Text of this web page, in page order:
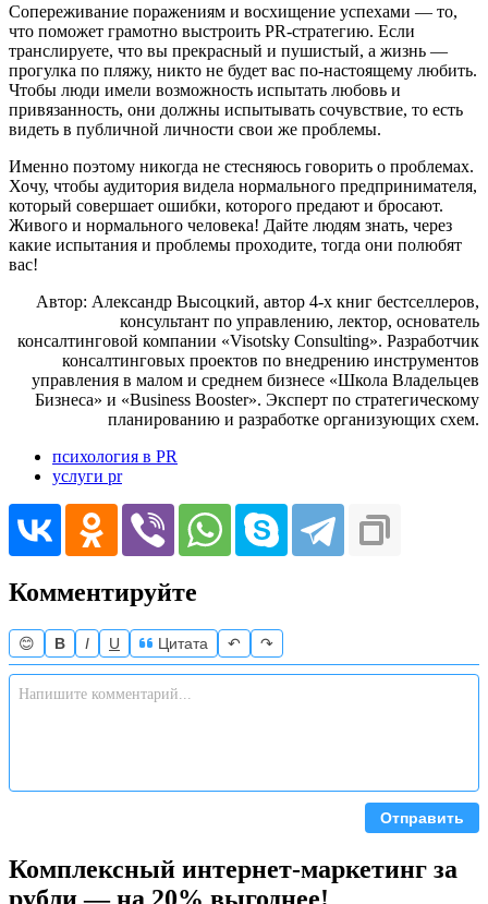
Сопереживание поражениям и восхищение успехами — то,
что поможет грамотно выстроить PR-стратегию. Если
транслируете, что вы прекрасный и пушистый, а жизнь —
прогулка по пляжу, никто не будет вас по-настоящему любить.
Чтобы люди имели возможность испытать любовь и
привязанность, они должны испытывать сочувствие, то есть
видеть в публичной личности свои же проблемы.
Именно поэтому никогда не стесняюсь говорить о проблемах.
Хочу, чтобы аудитория видела нормального предпринимателя,
который совершает ошибки, которого предают и бросают.
Живого и нормального человека! Дайте людям знать, через
какие испытания и проблемы проходите, тогда они полюбят
вас!
Автор: Александр Высоцкий, автор 4-х книг бестселлеров,
консультант по управлению, лектор, основатель
консалтинговой компании «Visotsky Consulting». Разработчик
консалтинговых проектов по внедрению инструментов
управления в малом и среднем бизнесе «Школа Владельцев
Бизнеса» и «Business Booster». Эксперт по стратегическому
планированию и разработке организующих схем.
психология в PR
услуги pr
Комментируйте
😊 B I U Цитата ↶ ↷
Отправить
Комплексный интернет-маркетинг за
рубли — на 20% выгоднее!